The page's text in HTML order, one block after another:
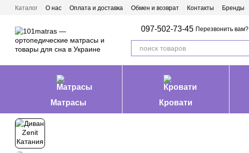
Перейти к основному контенту
Каталог О нас Оплата и доставка Обмен и возврат Контакты Бренды
097-502-73-45 Перезвонить вам?
Матрасы Кровати